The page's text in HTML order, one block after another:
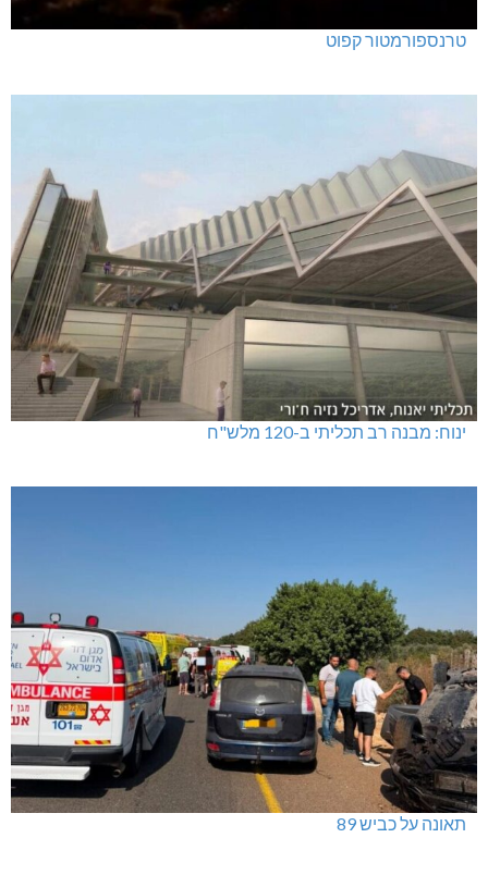
טרנספורמטור קפוט
ינוח: מבנה רב תכליתי ב-120 מלש"ח
תאונה על כביש 89